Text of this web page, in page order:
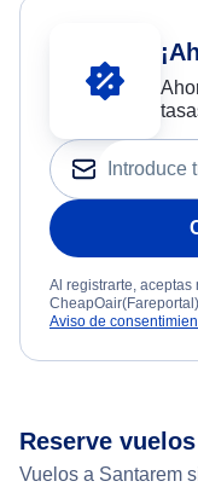
Al registrarte,
Aviso de
Reserve
Vuelos a Santarem